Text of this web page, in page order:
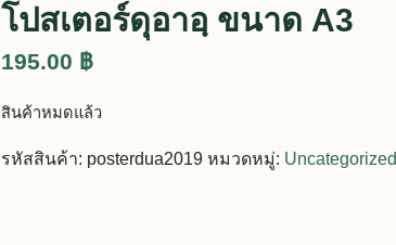
โปสเตอร์ดุอาอฺ ขนาด A3
195.00 ฿
สินค้าหมดแล้ว
รหัสสินค้า: posterdua2019 หมวดหมู่: Uncategorized